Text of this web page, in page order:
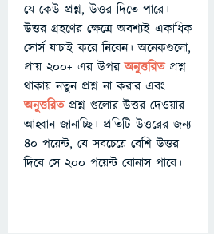
যে কেউ প্রশ্ন, উত্তর দিতে পারে।
উত্তর গ্রহণের ক্ষেত্রে অবশ্যই একাধিক
সোর্স যাচাই করে নিবেন। অনেকগুলো,
প্রায় ২০০+ এর উপরঅনুত্তরিতপ্রশ্ন
থাকায় নতুন প্রশ্ন না করার এবং
অনুত্তরিত প্রশ্ন গুলোর উত্তর দেওয়ার
আহ্বান জানাচ্ছি। প্রতিটি উত্তরের জন্য
৪০ পয়েন্ট, যে সবচেয়ে বেশি উত্তর
দিবে সে ২০০ পয়েন্ট বোনাস পাবে।